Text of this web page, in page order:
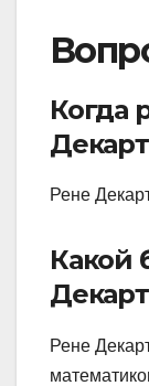
Когда
Рене
Какой
Рене